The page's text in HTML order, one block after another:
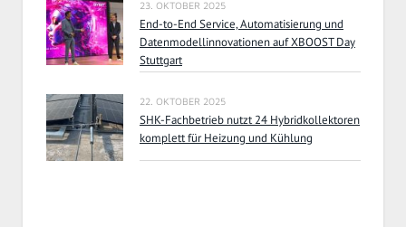
23. OKTOBER 2025
End-to-End Service, Automatisierung und
Datenmodellinnovationen auf XBOOST Day
Stuttgart
22. OKTOBER 2025
SHK-Fachbetrieb nutzt 24 Hybridkollektoren
komplett für Heizung und Kühlung